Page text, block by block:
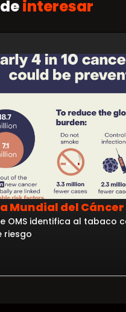
interesar
Mundial del Cáncer
OMS identifica al tabaco
riesgo